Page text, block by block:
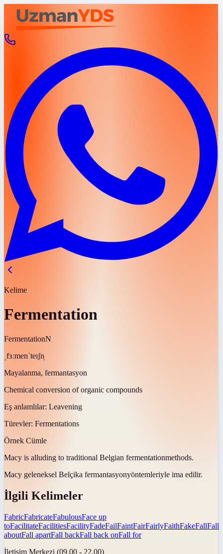
Kelime
Fermentation
FermentationN
ˌfɜːmenˈteɪʃn̩
Mayalanma, fermantasyon
Chemical conversion of organic compounds
Eş anlamlılar: Leavening
Türevler: Fermentations
Örnek Cümle
Macy is alluding to traditional Belgian fermentationmethods.
Macy geleneksel Belçika fermantasyonyöntemleriyle ima edilir.
İlgili Kelimeler
FabricFabricateFabulousFace up
toFacilitateFacilitiesFacilityFadeFailFaintFairFairlyFaithFakeFallFall
aboutFall apartFall backFall back onFall for
İletişim Merkezi (09.00 - 22.00)